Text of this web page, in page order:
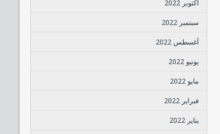
أكتوبر 2022
سبتمبر 2022
أغسطس 2022
يونيو 2022
مايو 2022
فبراير 2022
يناير 2022